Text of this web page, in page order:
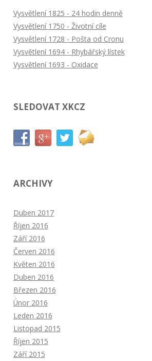
Vysvětlení 1825 - 24 hodin denně
Vysvětlení 1750 - Životní cíle
Vysvětlení 1728 - Pošta od Cronu
Vysvětlení 1694 - Rhybářský lístek
Vysvětlení 1693 - Oxidace
SLEDOVAT XKCZ
ARCHIVY
Duben 2017
Říjen 2016
Září 2016
Červen 2016
Květen 2016
Duben 2016
Březen 2016
Únor 2016
Leden 2016
Listopad 2015
Říjen 2015
Září 2015